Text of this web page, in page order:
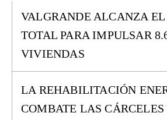
VALGRANDE ALCANZA EL
TOTAL PARA IMPULSAR
VIVIENDAS
LA REHABILITACIÓN
COMBATE LAS